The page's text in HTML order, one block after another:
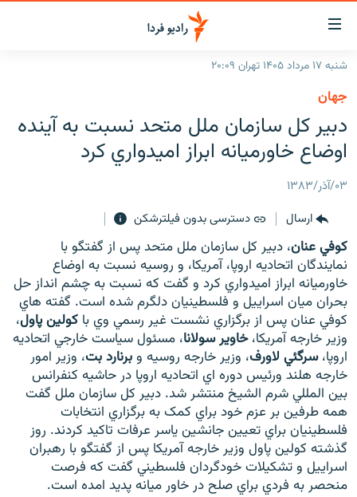
لینک‌های
قابلیت
دسترسی
بازگشت
منوی
اصلی
رفتن
صفحه
جستجو
جهان
برنامه‌های رادیویی
فرکانس‌ها
پادکست
چندرسانه‌ای
گزارش‌های تصویری
گزارش‌های ویدئویی
زنان فردا
English
به ما بپیوندید
زبان‌های دیگر
شنبه ۱۷ مرداد ۱۴۰۵ تهران ۲۰:۰۹
جهان
دبير کل سازمان ملل متحد نسبت به آينده
اوضاع خاورميانه ابراز اميدواري کرد
۰۳/آذر/۱۳۸۳
ارسال
دسترسی بدون فیلترشکن
کوفي عنان، دبير کل سازمان ملل متحد پس از گفتگو با
نمايندگان اتحاديه اروپا، آمريکا، و روسيه نسبت به اوضاع
خاورميانه ابراز اميدواري کرد و گفت که نسبت به چشم انداز حل
بحران ميان اسراييل و فلسطينيان دلگرم شده است. گفته هاي
کوفي عنان پس از برگزاري نشست غير رسمي وي با کولين پاول،
وزير خارجه آمريکا،خاوير سولانا، مسئول سياست خارجي اتحاديه
اروپا،سرگئي لاورف، وزير خارجه روسيه وبرنارد بت، وزير امور
خارجه هلند ورئيس دوره اي اتحاديه اروپا در حاشيه کنفرانس
بين المللي شرم الشيخ منتشر شد. دبير کل سازمان ملل گفت
همه طرفين بر عزم خود براي کمک به برگزاري انتخابات
فلسطينيان براي تعيين جانشين ياسر عرفات تاکيد کردند. روز
گذشته کولين پاول وزير خارجه آمريکا پس از گفتگو با رهبران
اسراييل و تشکيلات خودگردان فلسطيني گفت که فرصت
منحصر به فردي براي صلح در خاور ميانه پديد امده است.